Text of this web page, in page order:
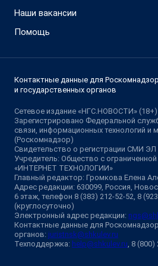
Наши вакансии
Помощь
Контактные данные для
и государственных органов
Сетевое издание «НГС.НОВОСТИ» (18+)
Зарегистрировано Федеральной
связи, информационных технологий и
(Роскомнадзор)
Свидетельство о регистрации СМИ
Учредитель: Общество с
«ИНТЕРНЕТ ТЕХНОЛОГИИ»
Главный редактор: Громкова Елена
Адрес редакции: 630099, Россия,
6 этаж, телефон 8 (383) 212-52-52, 8
(круглосуточно)
Электронный адрес редакции:
Контактные данные для
органов: juristnsk@shkulev.ru
Техподдержка: help@shkulev.ru , 8